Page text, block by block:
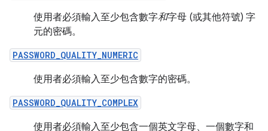
使用者必須輸入至少包含數字和字母 (或其他符號) 字
元的密碼。
PASSWORD_QUALITY_NUMERIC
使用者必須輸入至少包含數字的密碼。
PASSWORD_QUALITY_COMPLEX
使用者必須輸入至少包含一個英文字母、一個數字和